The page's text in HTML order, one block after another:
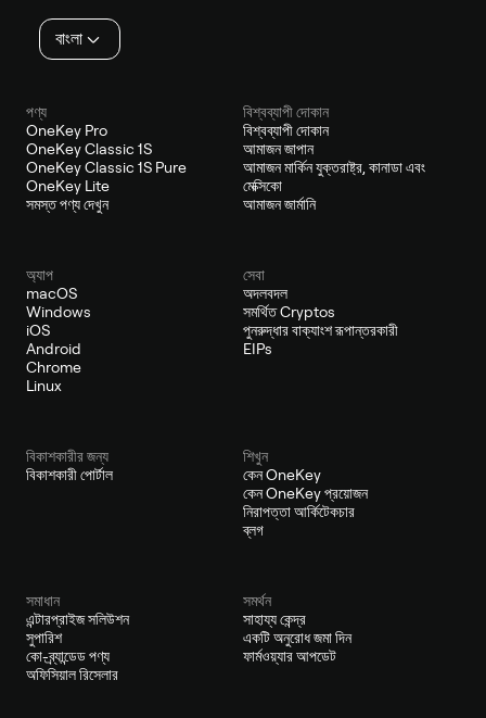
বাংলা
পণ্য
OneKey Pro
OneKey Classic 1S
OneKey Classic 1S Pure
OneKey Lite
সমস্ত পণ্য দেখুন
বিশ্বব্যাপী দোকান
বিশ্বব্যাপী দোকান
আমাজন জাপান
আমাজন মার্কিন যুক্তরাষ্ট্র, কানাডা এবং
মেক্সিকো
আমাজন জার্মানি
অ্যাপ
macOS
Windows
iOS
Android
Chrome
Linux
সেবা
অদলবদল
সমর্থিত Cryptos
পুনরুদ্ধার বাক্যাংশ রূপান্তরকারী
EIPs
বিকাশকারীর জন্য
বিকাশকারী পোর্টাল
শিখুন
কেন OneKey
কেন OneKey প্রয়োজন
নিরাপত্তা আর্কিটেকচার
ব্লগ
সমাধান
এন্টারপ্রাইজ সলিউশন
সুপারিশ
কো-ব্র্যান্ডেড পণ্য
অফিসিয়াল রিসেলার
সমর্থন
সাহায্য কেন্দ্র
একটি অনুরোধ জমা দিন
ফার্মওয়্যার আপডেট